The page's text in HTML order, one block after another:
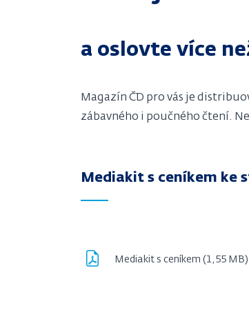
a oslovte více
Magazín ČD pro vás je
zábavného i poučného čtení.
Mediakit s ceníkem ke
Mediakit s ceníkem (1,55 MB)